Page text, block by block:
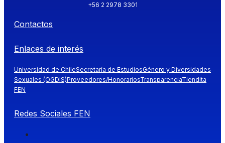
+56 2 2978 3301
Contactos
Enlaces de interés
Universidad de ChileSecretaría de EstudiosGénero y Diversidades
Sexuales (OGDIS)Proveedores/HonorariosTransparenciaTiendita
FEN
Redes Sociales FEN